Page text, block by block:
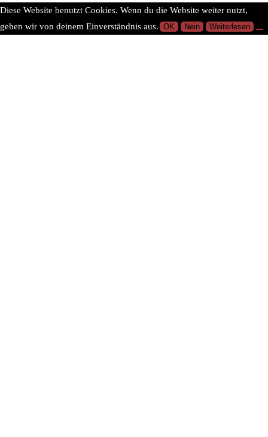
Diese Website benutzt Cookies. Wenn du die Website weiter nutzt,
gehen wir von deinem Einverständnis aus. OK Nein Weiterlesen